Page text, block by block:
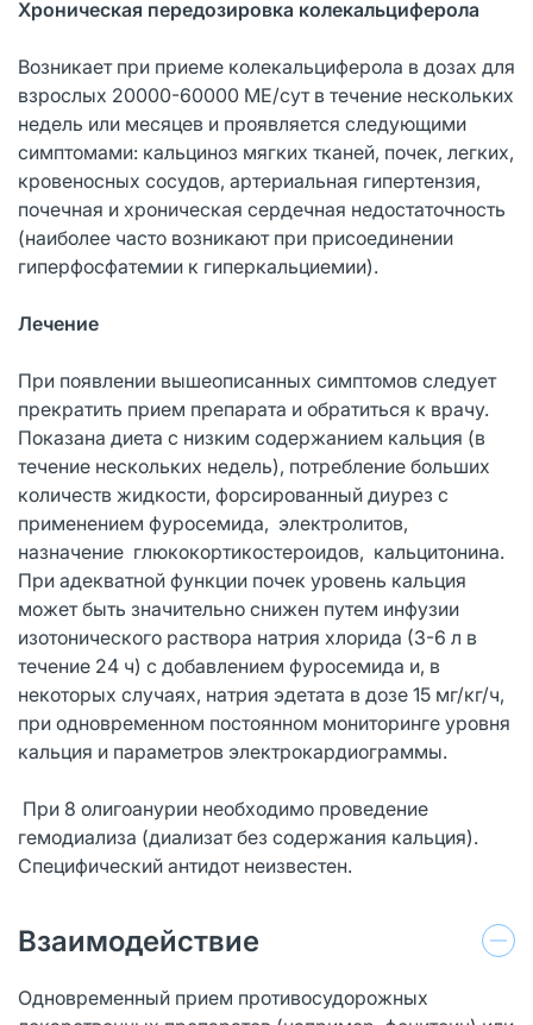
Хроническая передозировка колекальциферола
Возникает при приеме колекальциферола в дозах для
взрослых 20000-60000 МЕ/сут в течение нескольких
недель или месяцев и проявляется следующими
симптомами: кальциноз мягких тканей, почек, легких,
кровеносных сосудов, артериальная гипертензия,
почечная и хроническая сердечная недостаточность
(наиболее часто возникают при присоединении
гиперфосфатемии к гиперкальциемии).
Лечение
При появлении вышеописанных симптомов следует
прекратить прием препарата и обратиться к врачу.
Показана диета с низким содержанием кальция (в
течение нескольких недель), потребление больших
количеств жидкости, форсированный диурез с
применением фуросемида, электролитов,
назначение глюкокортикостероидов, кальцитонина.
При адекватной функции почек уровень кальция
может быть значительно снижен путем инфузии
изотонического раствора натрия хлорида (3-6 л в
течение 24 ч) с добавлением фуросемида и, в
некоторых случаях, натрия эдетата в дозе 15 мг/кг/ч,
при одновременном постоянном мониторинге уровня
кальция и параметров электрокардиограммы.
При 8 олигоанурии необходимо проведение
гемодиализа (диализат без содержания кальция).
Специфический антидот неизвестен.
Взаимодействие
Одновременный прием противосудорожных